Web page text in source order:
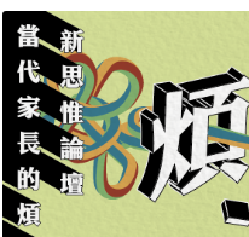
新思惟論
煩惱
新思惟策展，品質保
分享重點。年度大課